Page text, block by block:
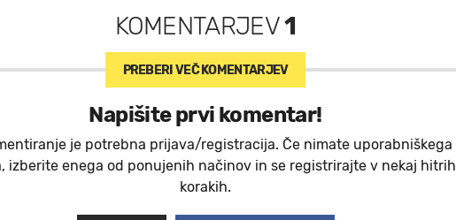
KOMENTARJEV1
PREBERI VEČ KOMENTARJEV
Napišite prvi komentar!
je potrebna prijava/registracija. Če nimate uporabniškega
izberite enega od ponujenih načinov in se registrirajte v nekaj hitrih
korakih.